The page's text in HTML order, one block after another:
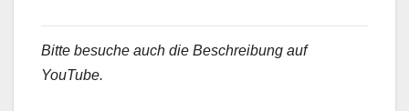
Bitte besuche auch die Beschreibung auf
YouTube.